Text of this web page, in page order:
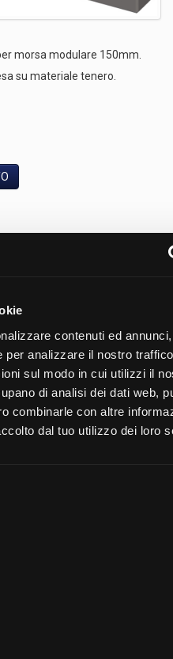
contenuti ed
per analizzare il nostro
sul modo in cui utilizzi il
di analisi dei dati web,
combinarle con altre
dal tuo utilizzo dei loro
morsa modulare 150mm.
su materiale tenero.